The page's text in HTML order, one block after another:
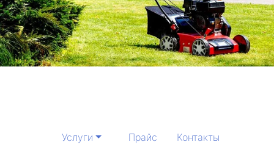
Услуги Прайс Контакты